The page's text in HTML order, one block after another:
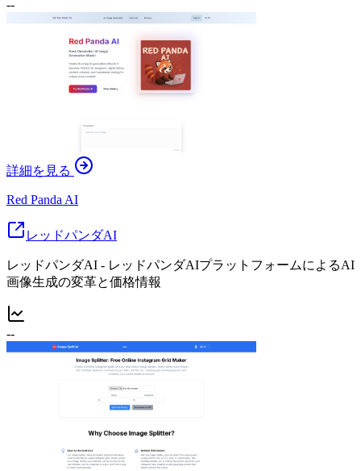
--
詳細を見る
Red Panda AI
レッドパンダAI
レッドパンダAI - レッドパンダAIプラットフォームによるAI
画像生成の変革と価格情報
--